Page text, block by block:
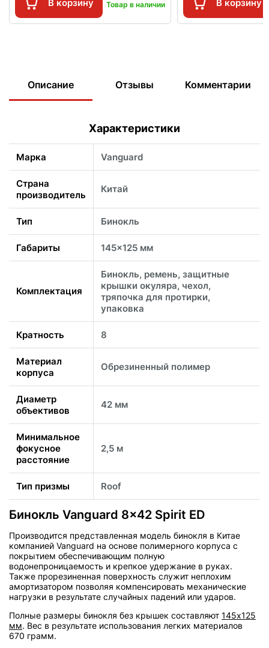
В корзину Товар в наличии В корзину
Описание Отзывы Комментарии
Характеристики
Марка Vanguard
Страна
производитель
Китай
Тип Бинокль
Габариты 145x125 мм
Комплектация
Бинокль, ремень, защитные
крышки окуляра, чехол,
тряпочка для протирки,
упаковка
Кратность 8
Материал
корпуса
Обрезиненный полимер
Диаметр
объективов
42 мм
Минимальное
фокусное
расстояние
2,5 м
Тип призмы Roof
Бинокль Vanguard 8x42 Spirit ED
Производится представленная модель бинокля в Китае
компанией Vanguard на основе полимерного корпуса с
покрытием обеспечивающим полную
водонепроницаемость и крепкое удержание в руках.
Также прорезиненная поверхность служит неплохим
амортизатором позволяя компенсировать механические
нагрузки в результате случайных падений или ударов.
Полные размеры бинокля без крышек составляют 145х125
мм. Вес в результате использования легких материалов
670 грамм.